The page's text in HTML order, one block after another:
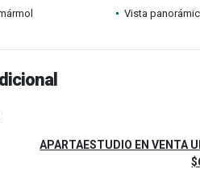
Vista
APARTAESTUDIO EN VENTA